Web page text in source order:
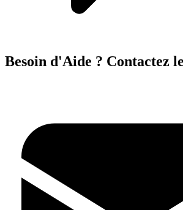
Besoin d'Aide ? Contactez